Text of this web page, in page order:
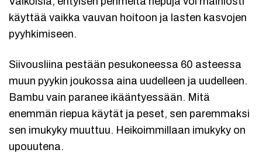
käyttää vaikka vauvan hoitoon ja lasten kasvojen
pyyhkimiseen.
Siivousliina pestään pesukoneessa 60 asteessa
muun pyykin joukossa aina uudelleen ja uudelleen.
Bambu vain paranee ikääntyessään. Mitä
enemmän riepua käytät ja peset, sen paremmaksi
sen imukyky muuttuu. Heikoimmillaan imukyky on
upouutena.